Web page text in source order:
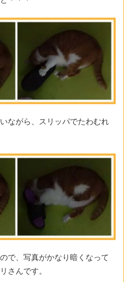
ながら、スリッパでたわむれ
で、写真がかなり暗くなって
さんです。